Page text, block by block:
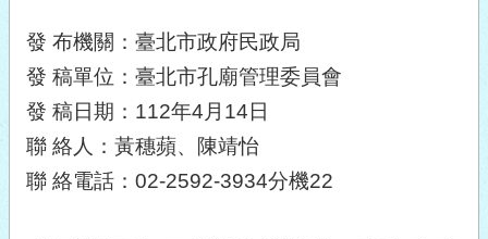
發 布機關：臺北市政府民政局
發 稿單位：臺北市孔廟管理委員會
發 稿日期：112年4月14日
聯 絡人：黃穗蘋、陳靖怡
聯 絡電話：02-2592-3934分機22